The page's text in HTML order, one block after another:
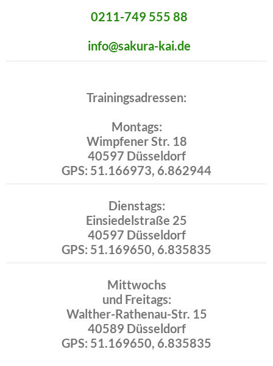
0211-749 555 88
info@sakura-kai.de
Trainingsadressen:
Montags:
Wimpfener Str. 18
40597 Düsseldorf
GPS: 51.166973, 6.862944
Dienstags:
Einsiedelstraße 25
40597 Düsseldorf
GPS: 51.169650, 6.835835
Mittwochs
und Freitags:
Walther-Rathenau-Str. 15
40589 Düsseldorf
GPS: 51.169650, 6.835835